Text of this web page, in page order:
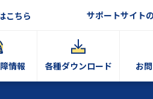
こちら サポートサイト
情報 各種ダウンロード お